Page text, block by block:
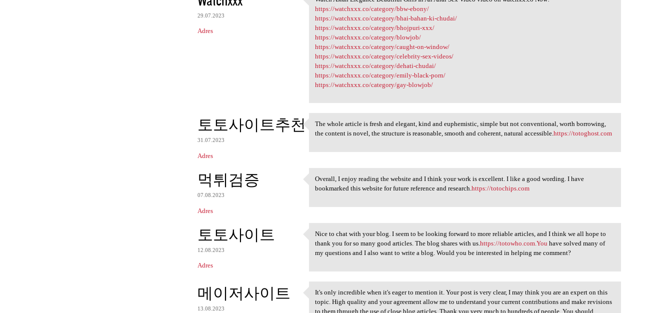
29.07.2023
Adres
Watch Asian Elegance
https://watchxxx.co/category/bbw-ebony/
https://watchxxx.co/category/bhai-bahan-ki-chudai/
https://watchxxx.co/category/bhojpuri-xxx/
https://watchxxx.co/category/blowjob/
https://watchxxx.co/category/caught-on-window/
https://watchxxx.co/category/celebrity-sex-videos/
https://watchxxx.co/category/dehati-chudai/
https://watchxxx.co/category/emily-black-porn/
https://watchxxx.co/category/gay-blowjob/
토토사이트추천
31.07.2023
Adres
The whole article is fresh
The whole article is fresh and elegant, kind and euphemistic, simple but not conventional, worth borrowing,
the content is novel, the structure is reasonable, smooth and coherent, natural accessible.https://totoghost.com
먹튀검증
07.08.2023
Adres
Overall, I enjoy reading the
Overall, I enjoy reading the website and I think your work is excellent. I like a good wording. I have
bookmarked this website for future reference and research.https://totochips.com
토토사이트
12.08.2023
Adres
Nice to chat with your blog.
Nice to chat with your blog. I seem to be looking forward to more reliable articles, and I think we all hope to
thank you for so many good articles. The blog shares with us.https://totowho.com.You have solved many of
my questions and I also want to write a blog. Would you be interested in helping me comment?
메이저사이트
13.08.2023
It's only incredible when it
It's only incredible when it's eager to mention it. Your post is very clear, I may think you are an expert on this
topic. High quality and your agreement allow me to understand your current contributions and make revisions
to them through the use of close blog articles. Thank you very much to hundreds of people. You should